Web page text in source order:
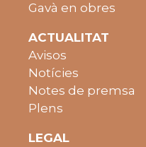
Gavà en obres
ACTUALITAT
Avisos
Notícies
Notes de premsa
Plens
LEGAL